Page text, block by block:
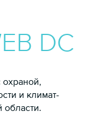
DC
охраной,
и климат-
области.